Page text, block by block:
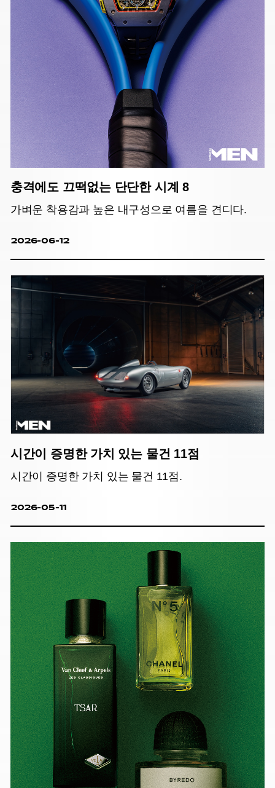
충격에도 끄떡없는 단단한 시계 8
가벼운 착용감과 높은 내구성으로 여름을 견디다.
2026-06-12
시간이 증명한 가치 있는 물건 11점
시간이 증명한 가치 있는 물건 11점.
2026-05-11